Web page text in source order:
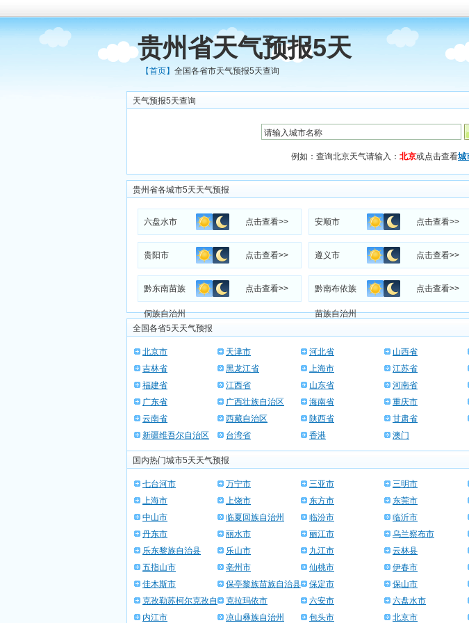
贵州省天气预报5天
【首页】 全国各省市天气预报5天查询
天气预报5天查询
例如：查询北京天气请输入： 北京或点击查看城
贵州省各城市5天天气预报
六盘水市 点击查看>> 安顺市 点击查看>>
贵阳市 点击查看>> 遵义市 点击查看>>
黔东南苗族
侗族自治州
点击查看>> 黔南布依族
苗族自治州
点击查看>>
全国各省5天天气预报
北京市 天津市 河北省 山西省
吉林省
黑龙江省 上海市 江苏省
福建省
江西省 山东省 河南省
广东省
广西壮族自治区 海南省 重庆市
云南省
西藏自治区 陕西省 甘肃省
新疆维吾尔自治区
台湾省 香港 澳门
国内热门城市5天天气预报
七台河市 万宁市 三亚市 三明市
上海市
上饶市 东方市 东莞市
中山市
临夏回族自治州 临汾市 临沂市
丹东市
丽水市 丽江市 乌兰察布市
乐东黎族自治县
乐山市 九江市 云林县
五指山市
亳州市 仙桃市 伊春市
佳木斯市
保亭黎族苗族自治县 保定市 保山市
克孜勒苏柯尔克孜自
治州
克拉玛依市 六安市 六盘水市
内江市
凉山彝族自治州 包头市 北京市